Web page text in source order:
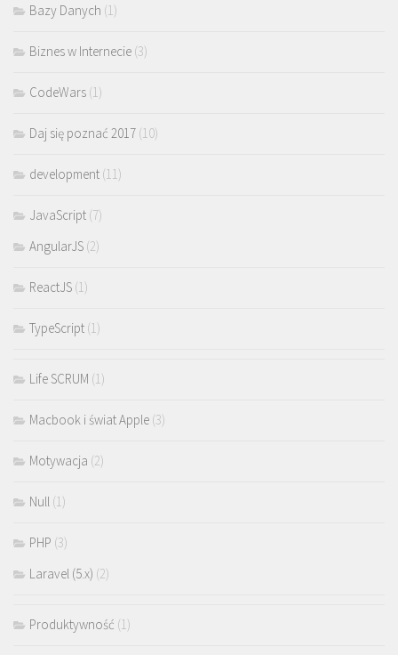
Bazy Danych (1)
Biznes w Internecie (3)
CodeWars (1)
Daj się poznać 2017 (10)
development (11)
JavaScript (7)
AngularJS (2)
ReactJS (1)
TypeScript (1)
Life SCRUM (1)
Macbook i świat Apple (3)
Motywacja (2)
Null (1)
PHP (3)
Laravel (5.x) (2)
Produktywność (1)